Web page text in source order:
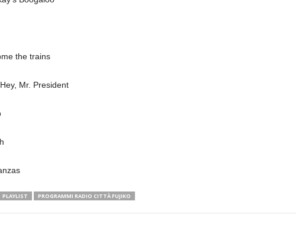
the trains
Mr. President
PLAYLIST PROGRAMMI RADIO CITTÀ FUJIKO